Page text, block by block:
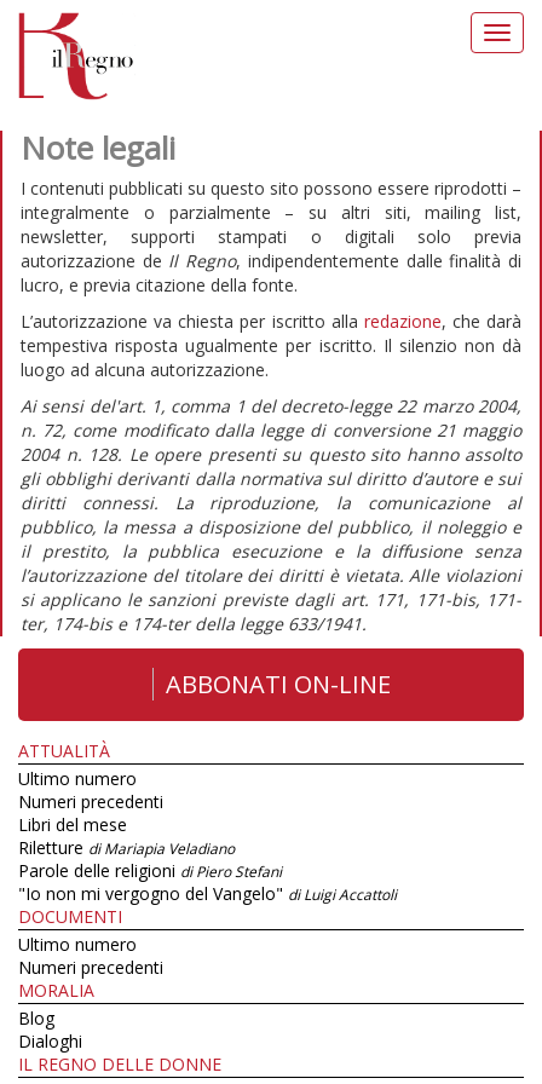
Note legali
I contenuti pubblicati su questo sito possono essere riprodotti –
integralmente o parzialmente – su altri siti, mailing list,
newsletter, supporti stampati o digitali solo previa
autorizzazione de Il Regno, indipendentemente dalle finalità di
lucro, e previa citazione della fonte.
L’autorizzazione va chiesta per iscritto alla redazione, che darà
tempestiva risposta ugualmente per iscritto. Il silenzio non dà
luogo ad alcuna autorizzazione.
Ai sensi del'art. 1, comma 1 del decreto-legge 22 marzo 2004,
n. 72, come modificato dalla legge di conversione 21 maggio
2004 n. 128. Le opere presenti su questo sito hanno assolto
gli obblighi derivanti dalla normativa sul diritto d’autore e sui
diritti connessi. La riproduzione, la comunicazione al
pubblico, la messa a disposizione del pubblico, il noleggio e
il prestito, la pubblica esecuzione e la diffusione senza
l’autorizzazione del titolare dei diritti è vietata. Alle violazioni
si applicano le sanzioni previste dagli art. 171, 171-bis, 171-
ter, 174-bis e 174-ter della legge 633/1941.
ABBONATI ON-LINE
ATTUALITÀ
Ultimo numero
Numeri precedenti
Libri del mese
Riletture di Mariapia Veladiano
Parole delle religioni di Piero Stefani
"Io non mi vergogno del Vangelo" di Luigi Accattoli
DOCUMENTI
Ultimo numero
Numeri precedenti
MORALIA
Blog
Dialoghi
IL REGNO DELLE DONNE